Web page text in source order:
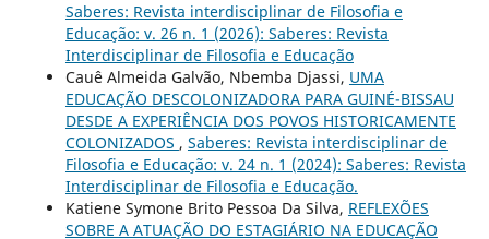
Saberes: Revista interdisciplinar de Filosofia e
Educação: v. 26 n. 1 (2026): Saberes: Revista
Interdisciplinar de Filosofia e Educação
Cauê Almeida Galvão, Nbemba Djassi, UMA
EDUCAÇÃO DESCOLONIZADORA PARA GUINÉ-BISSAU
DESDE A EXPERIÊNCIA DOS POVOS HISTORICAMENTE
COLONIZADOS , Saberes: Revista interdisciplinar de
Filosofia e Educação: v. 24 n. 1 (2024): Saberes: Revista
Interdisciplinar de Filosofia e Educação.
Katiene Symone Brito Pessoa Da Silva, REFLEXÕES
SOBRE A ATUAÇÃO DO ESTAGIÁRIO NA EDUCAÇÃO